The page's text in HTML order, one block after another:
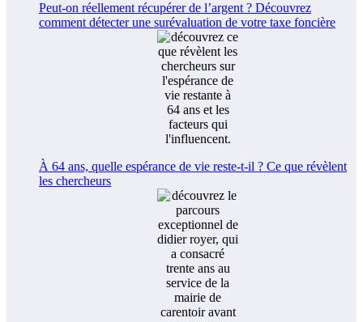
Peut-on réellement récupérer de l’argent ? Découvrez
comment détecter une surévaluation de votre taxe foncière
À 64 ans, quelle espérance de vie reste-t-il ? Ce que révèlent
les chercheurs